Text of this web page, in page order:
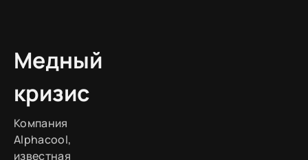
Медный
кризис
Компания
Alphacool,
известная